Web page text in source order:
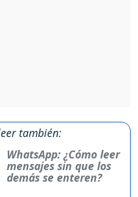
también:
WhatsApp: ¿Cómo leer
mensajes sin que los
demás se enteren?